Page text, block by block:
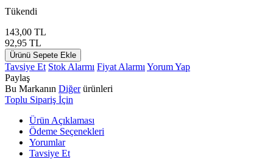
Tükendi
143,00 TL
92,95 TL
Ürünü Sepete Ekle
Tavsiye Et Stok Alarmı Fiyat Alarmı Yorum Yap
Paylaş
Bu Markanın Diğerürünleri
Toplu Sipariş İçin
Ürün Açıklaması
Ödeme Seçenekleri
Yorumlar
Tavsiye Et